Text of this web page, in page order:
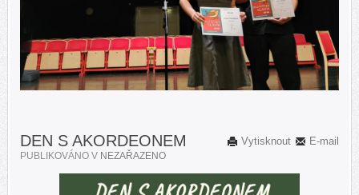
E-mail
Vytisknout
DEN S AKORDEONEM
PUBLIKOVÁNO V NEZAŘAZENO